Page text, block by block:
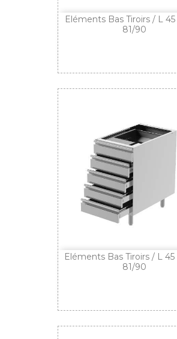
Eléments Bas Tiroirs / L 45
81/90
Eléments Bas Tiroirs / L 45
81/90